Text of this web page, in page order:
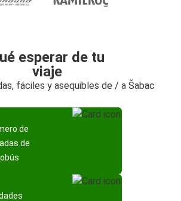
esperar de tu
viaje
fáciles y asequibles de / a Šabac
de
de